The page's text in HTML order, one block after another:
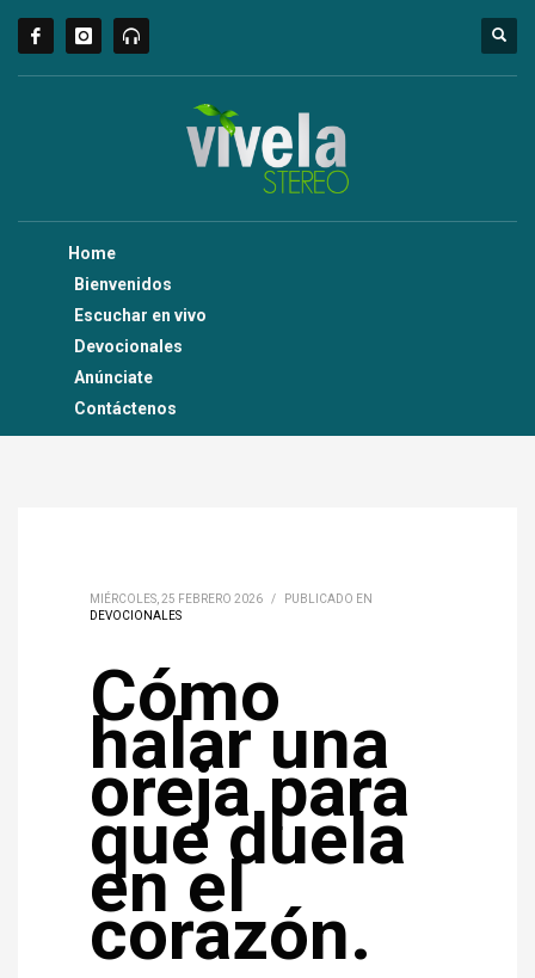
Home
Bienvenidos
Escuchar en vivo
Devocionales
Anúnciate
Contáctenos
MIÉRCOLES, 25 FEBRERO 2026 /
PUBLICADO EN
DEVOCIONALES
Cómo
halar una
oreja para
que duela
en el
corazón.